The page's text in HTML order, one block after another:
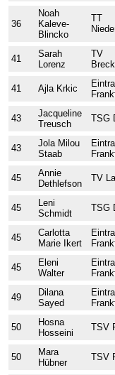
36
Noah
Kaleve-
Blincko
TT
41
Sarah
Lorenz
TV
41 Ajla Krkic
43
Jacqueline
Treusch
TSG
43
Jola Milou
Staab
45
Annie
Dethlefson
TV
45
Leni
Schmidt
TSG
45
Carlotta
Marie Ikert
45
Eleni
Walter
49
Dilana
Sayed
50
Hosna
Hosseini
TSV
50
Mara
Hübner
TSV